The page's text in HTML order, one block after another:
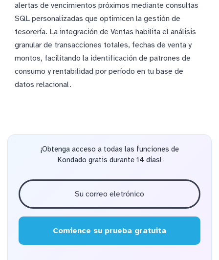
alertas de vencimientos próximos mediante consultas
SQL personalizadas que optimicen la gestión de
tesorería. La integración de Ventas habilita el análisis
granular de transacciones totales, fechas de venta y
montos, facilitando la identificación de patrones de
consumo y rentabilidad por período en tu base de
datos relacional.
¡Obtenga acceso a todas las funciones de
Kondado gratis durante 14 días!
Comience su prueba gratuita